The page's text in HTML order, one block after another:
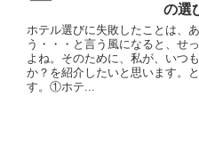
の選
ホテル選びに失敗したことは、
う・・・と言う風になると、せ
よね。そのために、私が、いつ
か？を紹介したいと思います。
す。①ホテ...